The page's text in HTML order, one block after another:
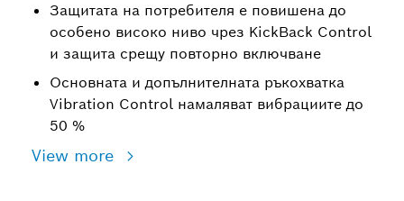
Защитата на потребителя е повишена до
особено високо ниво чрез KickBack Control
и защита срещу повторно включване
Основната и допълнителната ръкохватка
Vibration Control намаляват вибрациите до
50 %
View more